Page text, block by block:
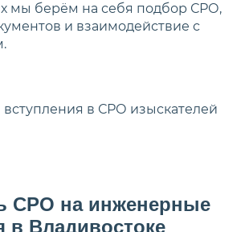
мы берём на себя подбор СРО,
и взаимодействие с
СРО на инженерные
в Владивостоке